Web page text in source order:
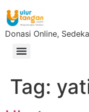
Donasi Online,
Tag: